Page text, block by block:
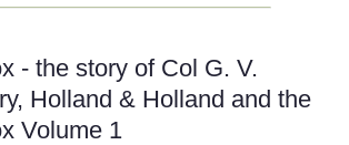
- the story of Col G. V.
Holland & Holland and the
Volume 1